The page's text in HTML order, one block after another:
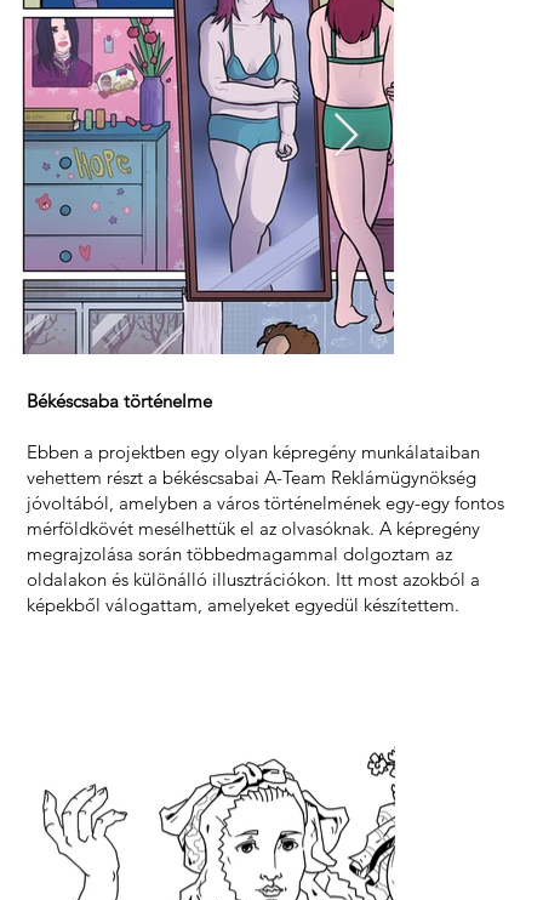
Békéscsaba történelme
Ebben a projektben egy olyan képregény munkálataiban
vehettem részt a békéscsabai A-Team Reklámügynökség
jóvoltából, amelyben a város történelmének egy-egy fontos
mérföldkövét mesélhettük el az olvasóknak. A képregény
megrajzolása során többedmagammal dolgoztam az
oldalakon és különálló illusztrációkon. Itt most azokból a
képekből válogattam, amelyeket egyedül készítettem.